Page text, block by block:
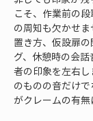
こそ、作業前の
の周知も欠かせ
置き方、仮設扉
グ、休憩時の会
者の印象を左右
のものの音だけ
がクレームの有無